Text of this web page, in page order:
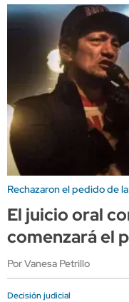
Rechazaron el pedido de
El juicio oral
comenzará el
Por Vanesa Petrillo
Decisión judicial